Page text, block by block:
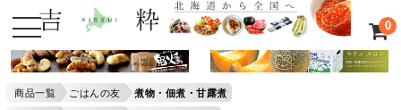
0
商品一覧 ごはんの友 煮物・佃煮・甘露煮